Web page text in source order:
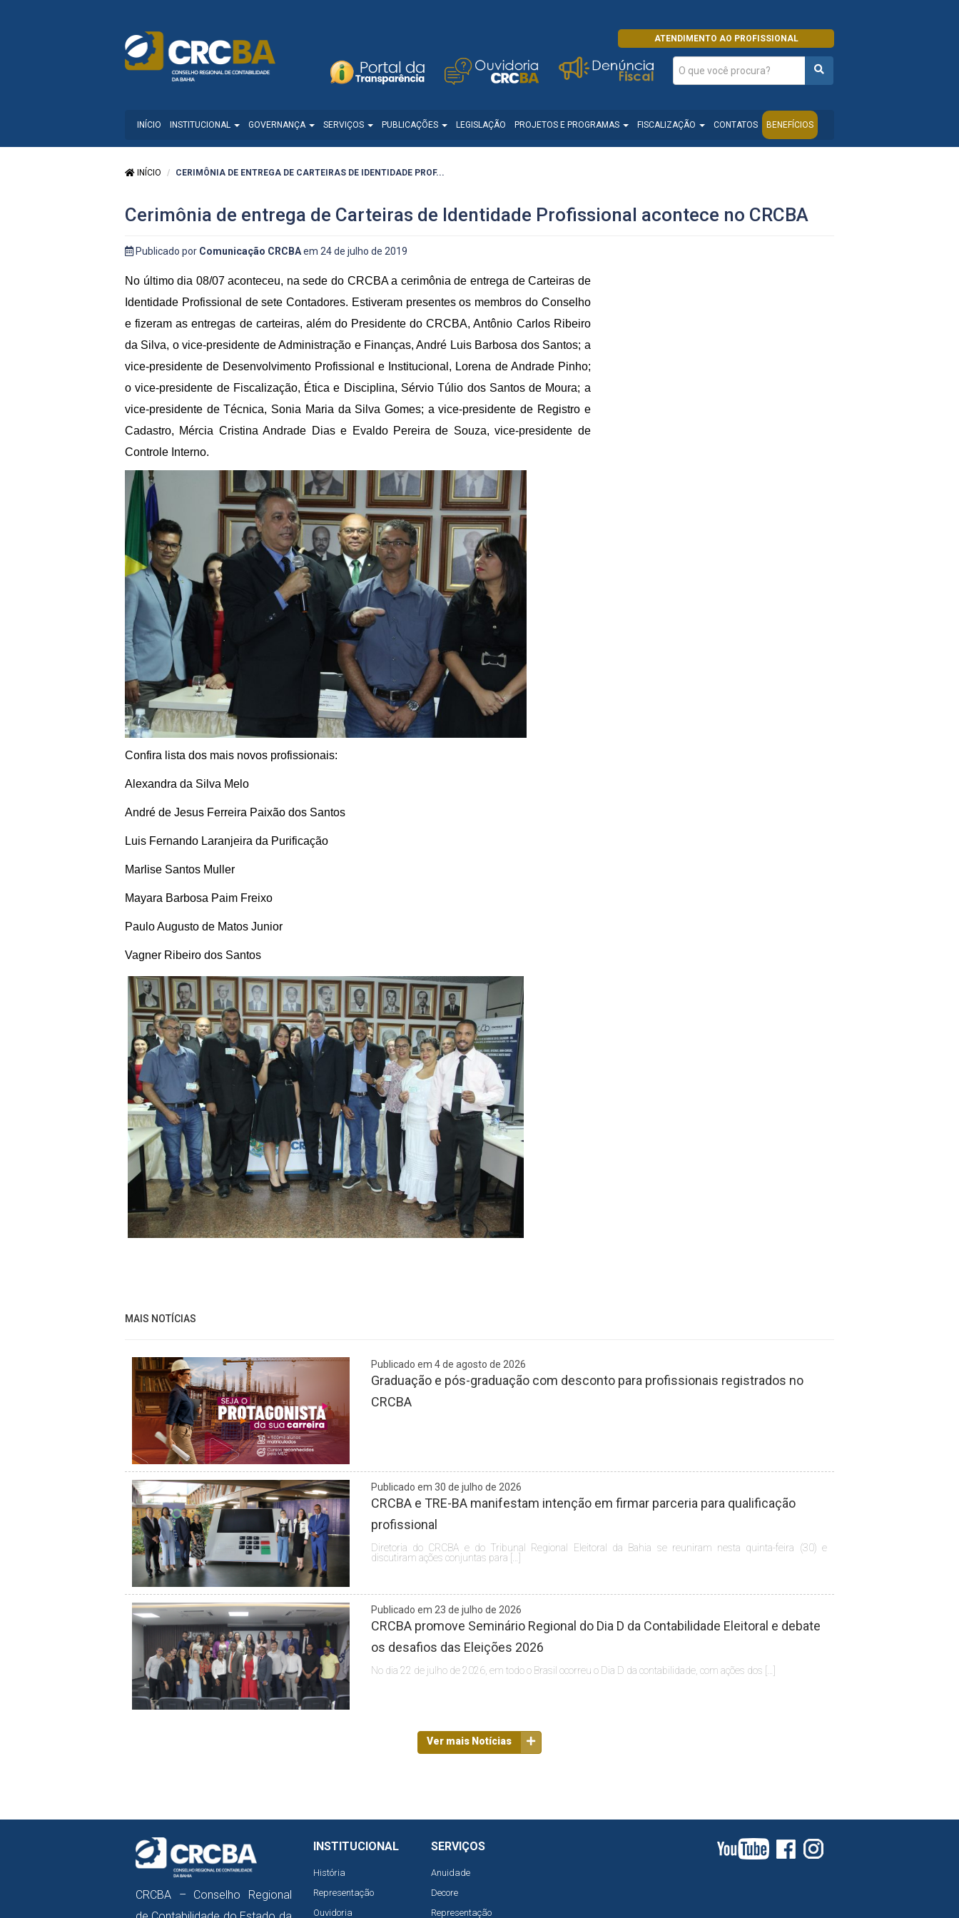
ATENDIMENTO AO PROFISSIONAL
INÍCIO INSTITUCIONAL GOVERNANÇA SERVIÇOS PUBLICAÇÕES LEGISLAÇÃO PROJETOS E PROGRAMAS FISCALIZAÇÃO CONTATOS BENEFÍCIOS
INÍCIO CERIMÔNIA DE ENTREGA DE CARTEIRAS DE IDENTIDADE PROF...
Cerimônia de entrega de Carteiras de Identidade Profissional acontece no CRCBA
Publicado por Comunicação CRCBAem 24 de julho de 2019
No último dia 08/07 aconteceu, na sede do CRCBA a cerimônia de entrega de Carteiras de
Identidade Profissional de sete Contadores. Estiveram presentes os membros do Conselho
e fizeram as entregas de carteiras, além do Presidente do CRCBA, Antônio Carlos Ribeiro
da Silva, o vice-presidente de Administração e Finanças, André Luis Barbosa dos Santos; a
vice-presidente de Desenvolvimento Profissional e Institucional, Lorena de Andrade Pinho;
o vice-presidente de Fiscalização, Ética e Disciplina, Sérvio Túlio dos Santos de Moura; a
vice-presidente de Técnica, Sonia Maria da Silva Gomes; a vice-presidente de Registro e
Cadastro, Mércia Cristina Andrade Dias e Evaldo Pereira de Souza, vice-presidente de
Controle Interno.
Confira lista dos mais novos profissionais:
Alexandra da Silva Melo
André de Jesus Ferreira Paixão dos Santos
Luis Fernando Laranjeira da Purificação
Marlise Santos Muller
Mayara Barbosa Paim Freixo
Paulo Augusto de Matos Junior
Vagner Ribeiro dos Santos
MAIS NOTÍCIAS
Publicado em 4 de agosto de 2026
Graduação e pós-graduação com desconto para profissionais registrados no
CRCBA
Publicado em 30 de julho de 2026
CRCBA e TRE-BA manifestam intenção em firmar parceria para qualificação
profissional
Diretoria do CRCBA e do Tribunal Regional Eleitoral da Bahia se reuniram nesta quinta-feira (30) e
discutiram ações conjuntas para […]
Publicado em 23 de julho de 2026
CRCBA promove Seminário Regional do Dia D da Contabilidade Eleitoral e debate
os desafios das Eleições 2026
No dia 22 de julho de 2026, em todo o Brasil ocorreu o Dia D da contabilidade, com ações dos […]
Ver mais Notícias
CRCBA – Conselho Regional
INSTITUCIONAL
História
Representação
Ouvidoria
SERVIÇOS
Anuidade
Decore
Representação